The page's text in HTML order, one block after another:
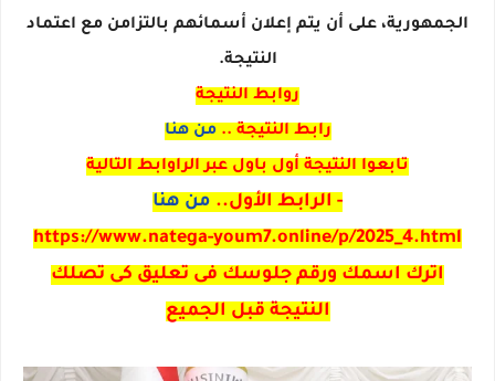
الجمهورية، على أن يتم إعلان أسمائهم بالتزامن مع اعتماد
النتيجة.
روابط النتيجة
رابط النتيجة ..من هنا
تابعوا النتيجة أول باول عبر الراوابط التالية
- الرابط الأول.. من هنا
https://www.natega-youm7.online/p/2025_4.html
اترك اسمك ورقم جلوسك فى تعليق كى تصلك
النتيجة قبل الجميع